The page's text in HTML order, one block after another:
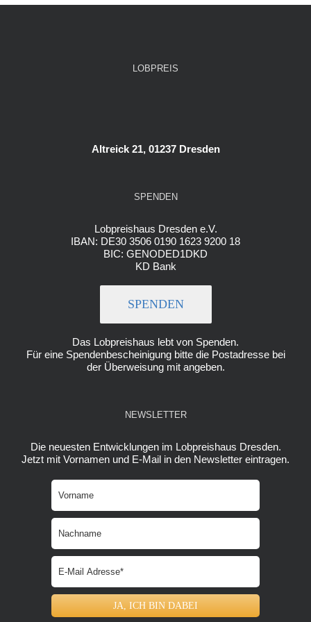
LOBPREIS
Altreick 21, 01237 Dresden
SPENDEN
Lobpreishaus Dresden e.V.
IBAN: DE30 3506 0190 1623 9200 18
BIC: GENODED1DKD
KD Bank
SPENDEN
Das Lobpreishaus lebt von Spenden.
Für eine Spendenbescheinigung bitte die Postadresse bei
der Überweisung mit angeben.
NEWSLETTER
Die neuesten Entwicklungen im Lobpreishaus Dresden.
Jetzt mit Vornamen und E-Mail in den Newsletter eintragen.